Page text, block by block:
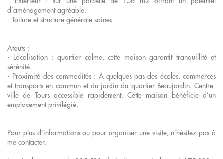
d’aménagement agréable.
- Toiture et structure générale saines
Atouts :
- Localisation : quartier calme, cette maison garantit tranquillité et
sérénité.
- Proximité des commodités : À quelques pas des écoles, commerces
et transports en commun et du jardin du quartier Beaujardin. Centre-
ville de Tours accessible rapidement. Cette maison bénéficie d’un
emplacement privilégié.
Pour plus d’informations ou pour organiser une visite, n’hésitez pas à
me contacter.